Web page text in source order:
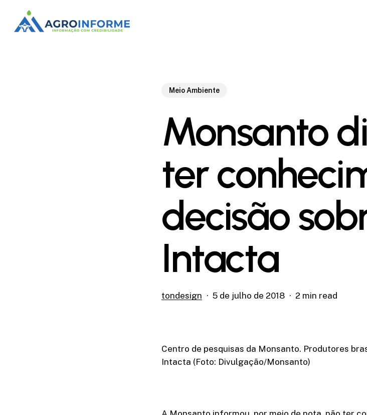
main
Meio Ambiente
Monsanto
ter
decisão
Intacta
tondesign 5 de julho de 2018 2 min read
Centro de pesquisas da Monsanto. Produtores
Intacta (Foto: Divulgação/Monsanto)